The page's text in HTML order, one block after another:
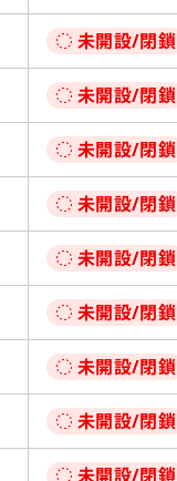
未開設/閉鎖
未開設/閉鎖
未開設/閉鎖
未開設/閉鎖
未開設/閉鎖
未開設/閉鎖
未開設/閉鎖
未開設/閉鎖
未開設/閉鎖